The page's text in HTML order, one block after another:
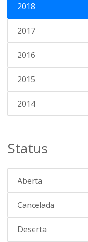
2018
2017
2016
2015
2014
Status
Aberta
Cancelada
Deserta